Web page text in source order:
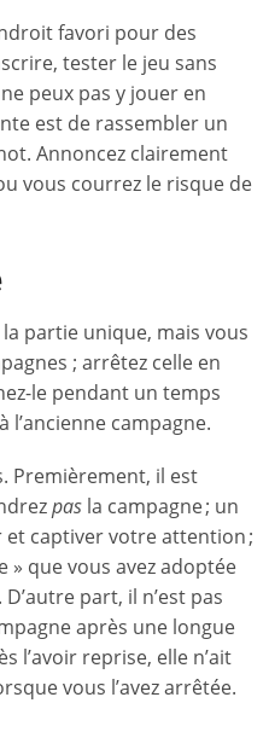
favori pour des
tester le jeu sans
peux pas y jouer en
est de rassembler un
Annoncez clairement
vous courrez le risque de
partie unique, mais vous
; arrêtez celle en
le pendant un temps
campagne.
Premièrement, il est
pas la campagne ; un
captiver votre attention ;
» que vous avez adoptée
part, il n’est pas
après une longue
l’avoir reprise, elle n’ait
vous l’avez arrêtée.